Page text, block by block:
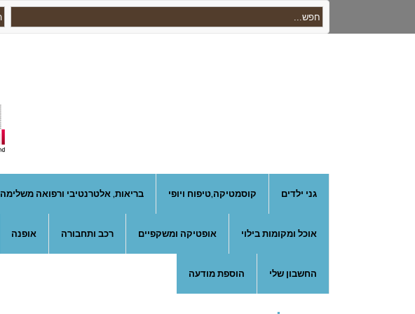
גני ילדים קוסמטיקה,טיפוח ויופי בריאות, אלטרנטיבי ורפואה משלימה
אוכל ומקומות בילוי אופטיקה ומשקפיים רכב ותחבורה אופנה
החשבון שלי הוספת מודעה